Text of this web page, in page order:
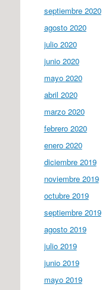
septiembre 2020
agosto 2020
julio 2020
junio 2020
mayo 2020
abril 2020
marzo 2020
febrero 2020
enero 2020
diciembre 2019
noviembre 2019
octubre 2019
septiembre 2019
agosto 2019
julio 2019
junio 2019
mayo 2019